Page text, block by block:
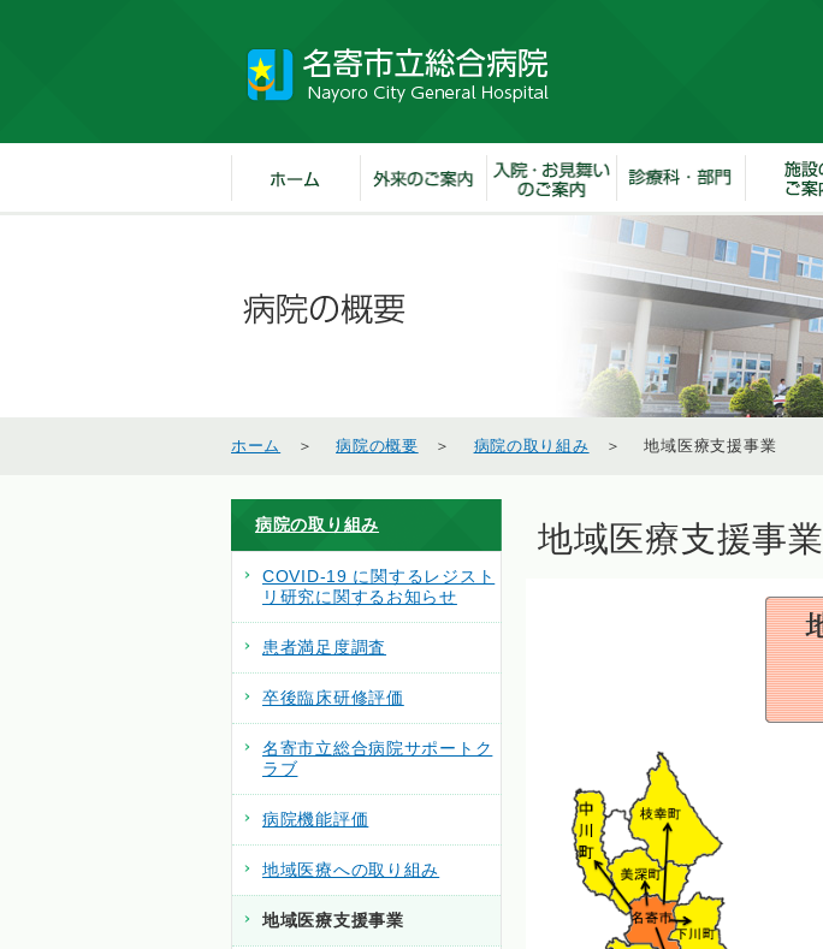
ホーム ＞病院の概要 ＞ 病院の取り組み ＞ 地域医療支援事業
地域医療支援事業
病院の取り組み
COVID-19 に関するレジスト
リ研究に関するお知らせ
患者満足度調査
卒後臨床研修評価
名寄市立総合病院サポートク
ラブ
病院機能評価
地域医療への取り組み
地域医療支援事業